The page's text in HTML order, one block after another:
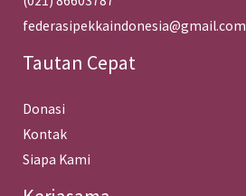
federasipekkaindonesia@gmail.com
Tautan Cepat
Donasi
Kontak
Siapa Kami